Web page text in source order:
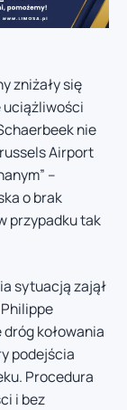
zniżały się
uciążliwości
nie
Airport
–
o brak
przypadku tak
sytuacją zajął
kołowania
podejścia
Procedura
i bez